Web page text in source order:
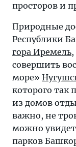
просторов и
Природные
Республики
гора Иремель
совершить
море»
которого так
из домов
важно, не
можно
парков